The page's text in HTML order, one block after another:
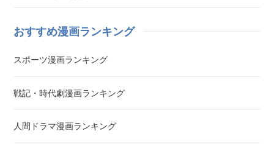
おすすめ漫画ランキング
スポーツ漫画ランキング
戦記・時代劇漫画ランキング
人間ドラマ漫画ランキング